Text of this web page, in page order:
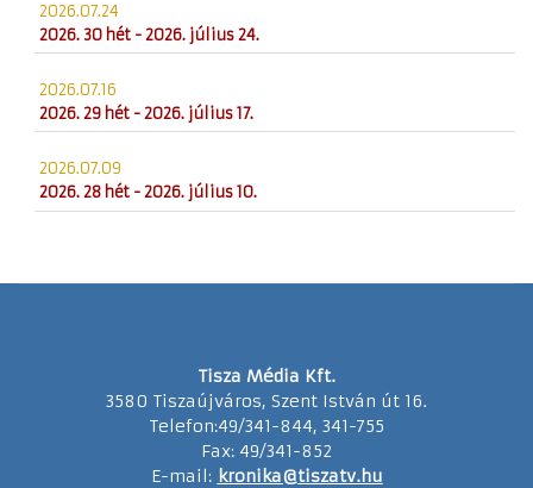
2026.07.24
2026. 30 hét - 2026. július 24.
2026.07.16
2026. 29 hét - 2026. július 17.
2026.07.09
2026. 28 hét - 2026. július 10.
Tisza Média Kft.
3580 Tiszaújváros, Szent István út 16.
Telefon:49/341-844, 341-755
Fax: 49/341-852
E-mail: kronika@tiszatv.hu